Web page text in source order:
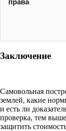
права
Заключение
Самовольная
землей, какие
и есть ли
проверка, тем
защитить